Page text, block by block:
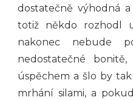
dostatečně výhodná
totiž někdo rozhodl
nakonec nebude
nedostatečné
úspěchem a šlo by
mrhání silami, a